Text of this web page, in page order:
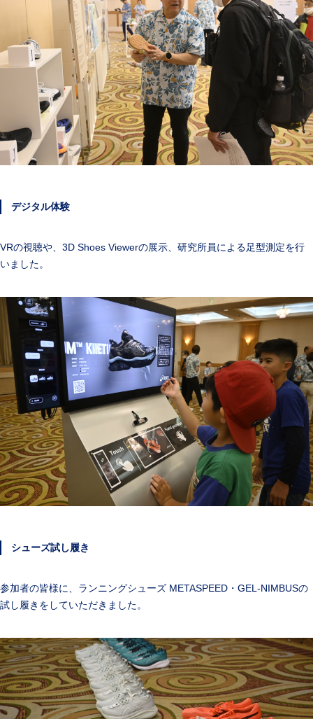
デジタル体験
VRの視聴や、3D Shoes Viewerの展示、研究所員による足型測定を行
いました。
シューズ試し履き
参加者の皆様に、ランニングシューズ METASPEED・GEL-NIMBUSの
試し履きをしていただきました。